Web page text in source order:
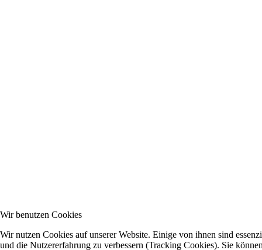
Wir benutzen Cookies
Wir nutzen Cookies auf unserer Website. Einige von ihnen sind
und die Nutzererfahrung zu verbessern (Tracking Cookies). Sie